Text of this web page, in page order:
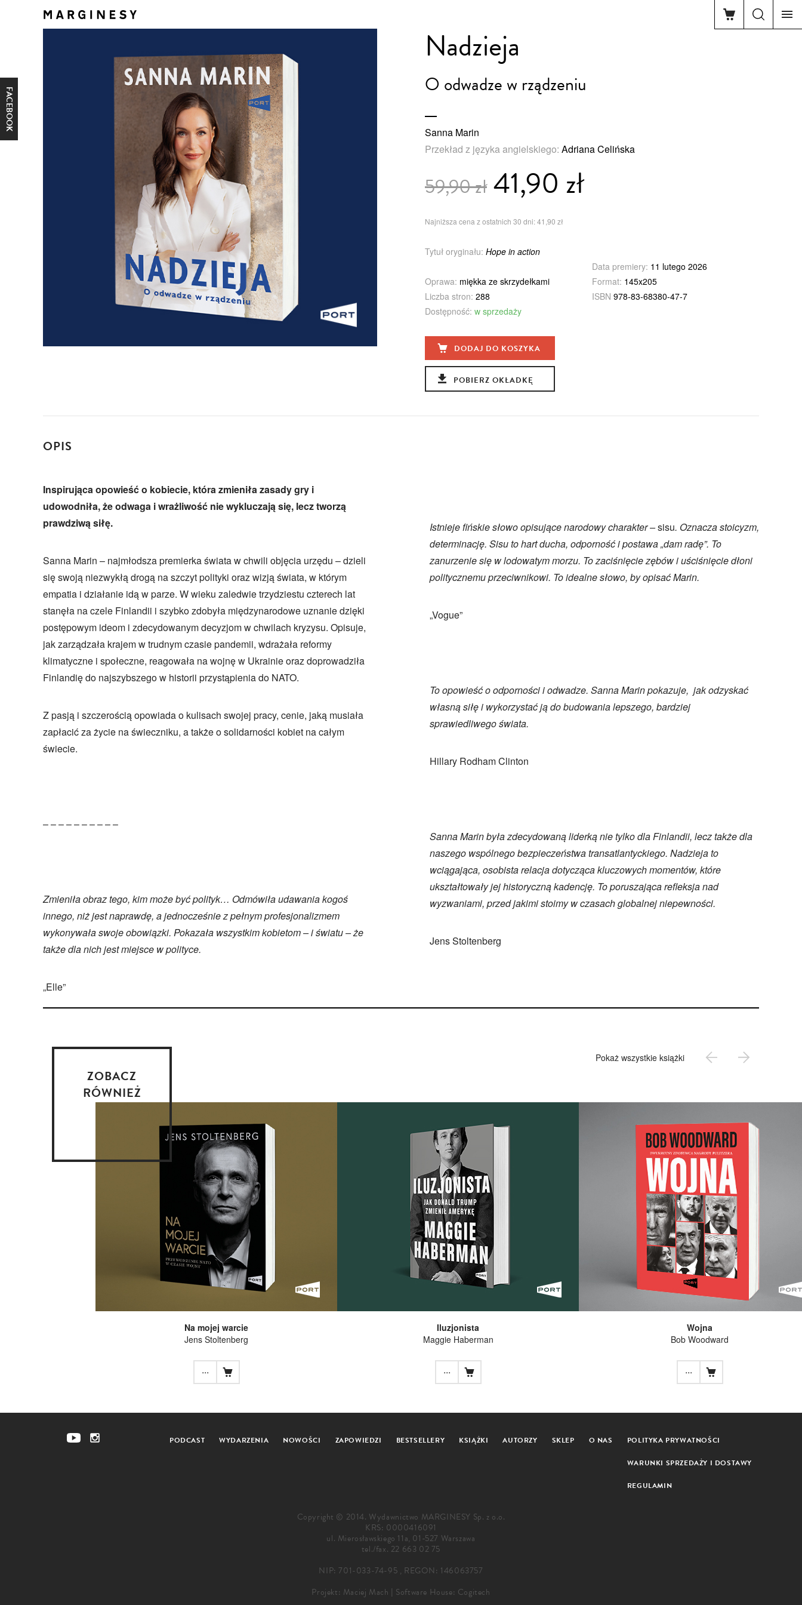
FACEBOOK
Nadzieja
O odwadze w rządzeniu
Sanna Marin
Przekład z języka angielskiego: Adriana Celińska
59,90 zł41,90 zł
Najniższa cena z ostatnich 30 dni: 41,90 zł
Tytuł oryginału: Hope in action
Data premiery: 11 lutego 2026
Oprawa: miękka ze skrzydełkami Format: 145x205
Liczba stron: 288 ISBN 978-83-68380-47-7
Dostępność: w sprzedaży
DODAJ DO KOSZYKA
POBIERZ OKŁADKĘ
OPIS
Inspirująca opowieść o kobiecie, która zmieniła zasady gry i
udowodniła, że odwaga i wrażliwość nie wykluczają się, lecz tworzą
prawdziwą siłę.
Sanna Marin – najmłodsza premierka świata w chwili objęcia urzędu – dzieli
się swoją niezwykłą drogą na szczyt polityki oraz wizją świata, w którym
empatia i działanie idą w parze. W wieku zaledwie trzydziestu czterech lat
stanęła na czele Finlandii i szybko zdobyła międzynarodowe uznanie dzięki
postępowym ideom i zdecydowanym decyzjom w chwilach kryzysu. Opisuje,
jak zarządzała krajem w trudnym czasie pandemii, wdrażała reformy
klimatyczne i społeczne, reagowała na wojnę w Ukrainie oraz doprowadziła
Finlandię do najszybszego w historii przystąpienia do NATO.
Z pasją i szczerością opowiada o kulisach swojej pracy, cenie, jaką musiała
zapłacić za życie na świeczniku, a także o solidarności kobiet na całym
świecie.
– – – – – – – – – –
Zmieniła obraz tego, kim może być polityk… Odmówiła udawania kogoś
innego, niż jest naprawdę, a jednocześnie z pełnym profesjonalizmem
wykonywała swoje obowiązki. Pokazała wszystkim kobietom – i światu – że
także dla nich jest miejsce w polityce.
„Elle”
Istnieje fińskie słowo opisujące narodowy charakter –sisu. Oznacza stoicyzm,
determinację. Sisu to hart ducha, odporność i postawa „dam radę”. To
zanurzenie się w lodowatym morzu. To zaciśnięcie zębów i uściśnięcie dłoni
politycznemu przeciwnikowi. To idealne słowo, by opisać Marin.
„Vogue”
To opowieść o odporności i odwadze. Sanna Marin pokazuje, jak odzyskać
własną siłę i wykorzystać ją do budowania lepszego, bardziej
sprawiedliwego świata.
Hillary Rodham Clinton
Sanna Marin była zdecydowaną liderką nie tylko dla Finlandii, lecz także dla
naszego wspólnego bezpieczeństwa transatlantyckiego. Nadzieja to
wciągająca, osobista relacja dotycząca kluczowych momentów, które
ukształtowały jej historyczną kadencję. To poruszająca refleksja nad
wyzwaniami, przed jakimi stoimy w czasach globalnej niepewności.
Jens Stoltenberg
ZOBACZ
RÓWNIEŻ
Pokaż wszystkie książki
Na mojej warcie
Jens Stoltenberg
...
Iluzjonista
Maggie Haberman
...
Wojna
Bob Woodward
...
PODCAST WYDARZENIA NOWOŚCI ZAPOWIEDZI BESTSELLERY KSIĄŻKI AUTORZY SKLEP O NAS POLITYKA PRYWATNOŚCI
WARUNKI SPRZEDAŻY I DOSTAWY
REGULAMIN
Copyright © 2014. Wydawnictwo MARGINESY Sp. z o.o.
KRS: 0000416091
ul. Mierosławskiego 11a, 01-527 Warszawa
tel./fax. 22 663 02 75
NIP: 701-033-74-95 , REGON: 146063757
Projekt: Maciej Mach | Software House: Cogitech